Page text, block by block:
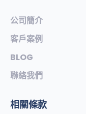
公司簡介
客戶案例
BLOG
聯絡我們
相關條款